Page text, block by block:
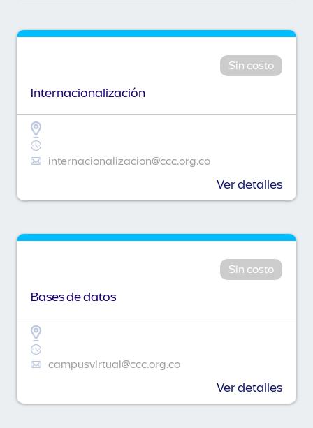
Sin costo
Internacionalización
internacionalizacion@ccc.org.co
Ver detalles
Sin costo
Bases de datos
campusvirtual@ccc.org.co
Ver detalles